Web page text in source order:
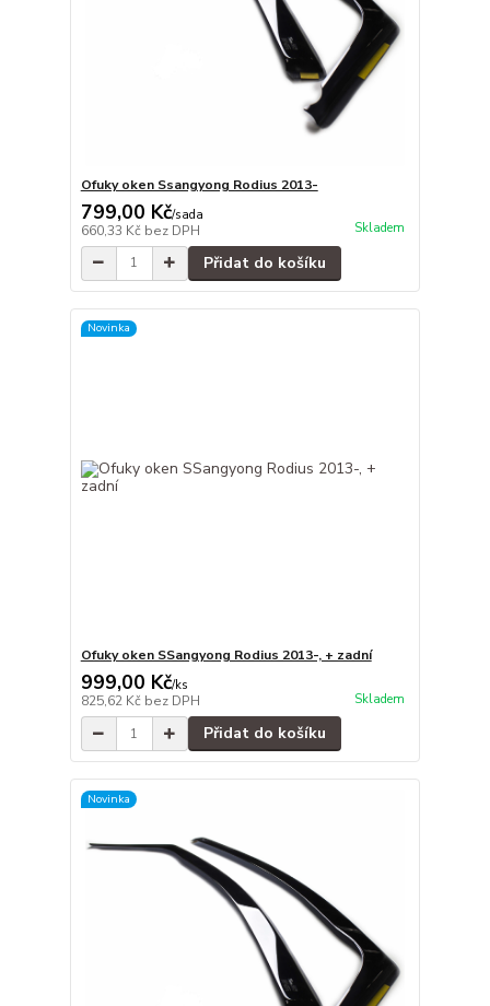
Ofuky oken Ssangyong Rodius 2013-
799,00 Kč/sada
660,33 Kč bez DPH Skladem
Přidat do košíku
Novinka
Ofuky oken SSangyong Rodius 2013-, + zadní
999,00 Kč/ks
825,62 Kč bez DPH Skladem
Přidat do košíku
Novinka